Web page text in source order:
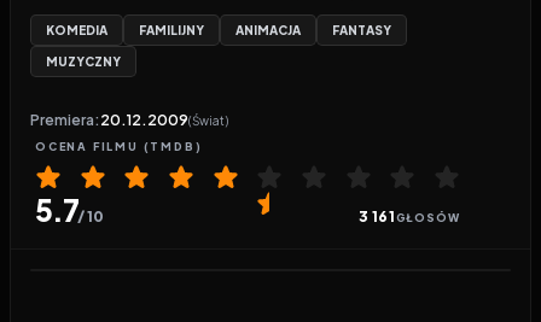
KOMEDIA FAMILIJNY ANIMACJA FANTASY
MUZYCZNY
Premiera: 20.12.2009(Świat)
OCENA FILMU (TMDB)
5.7/ 10 3 161GŁOSÓW